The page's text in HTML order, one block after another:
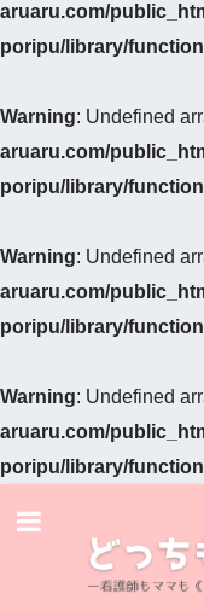
aruaru.com/
poripu/library/
Warning: Undefined
aruaru.com/
poripu/library/
Warning: Undefined
aruaru.com/
poripu/library/
Warning: Undefined
aruaru.com/
poripu/library/